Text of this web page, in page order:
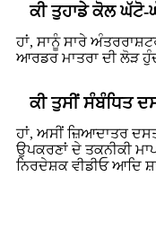
ਕੀ ਤੁਹਾਡੇ ਕੋਲ ਘੱਟੋ-
ਹਾਂ, ਸਾਨੂੰ ਸਾਰੇ
ਆਰਡਰ ਮਾਤਰਾ ਦੀ ਲੋੜ
ਕੀ ਤੁਸੀਂ ਸੰਬੰਧਿਤ
ਹਾਂ, ਅਸੀਂ ਜ਼ਿਆਦਾਤਰ
ਉਪਕਰਣਾਂ ਦੇ ਤਕਨੀਕੀ
ਨਿਰਦੇਸ਼ਕ ਵੀਡੀਓ ਆਦਿ